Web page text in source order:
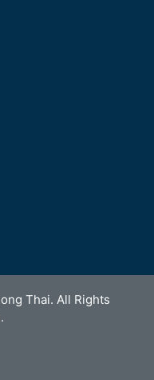
Thai. All Rights